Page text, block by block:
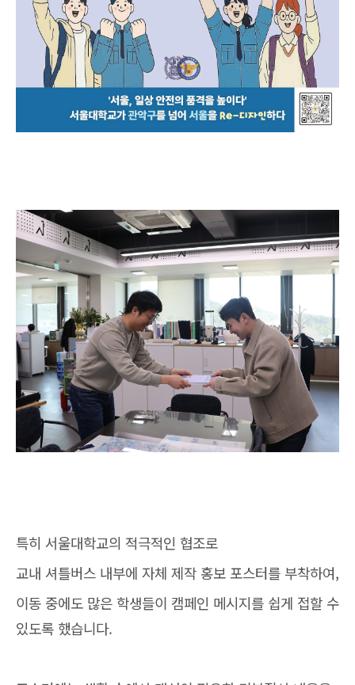
특히 서울대학교의 적극적인 협조로
교내 셔틀버스 내부에 자체 제작 홍보 포스터를 부착하여,
이동 중에도 많은 학생들이 캠페인 메시지를 쉽게 접할 수
있도록 했습니다.